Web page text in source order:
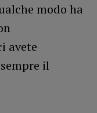
modo ha
avete
il